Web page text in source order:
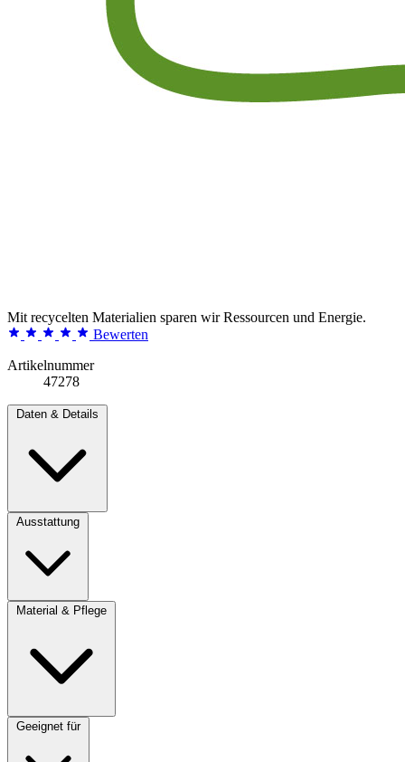
Mit recycelten Materialien sparen wir Ressourcen und Energie.
Bewerten
Artikelnummer
47278
Daten & Details
Ausstattung
Material & Pflege
Geeignet für